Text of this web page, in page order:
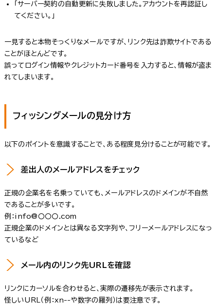
「サーバー契約の自動更新に失敗しました。アカウントを再認証し
てください。」
一見すると本物そっくりなメールですが、リンク先は詐欺サイトである
ことがほとんどです。
誤ってログイン情報やクレジットカード番号を入力すると、情報が盗ま
れてしまいます。
フィッシングメールの見分け方
以下のポイントを意識することで、ある程度見分けることが可能です。
差出人のメールアドレスをチェック
正規の企業名を名乗っていても、メールアドレスのドメインが不自然
であることが多いです。
例：info@〇〇〇.com
正規企業のドメインとは異なる文字列や、フリーメールアドレスになっ
ているなど
メール内のリンク先URLを確認
リンクにカーソルを合わせると、実際の遷移先が表示されます。
怪しいURL（例：xn--や数字の羅列）は要注意です。